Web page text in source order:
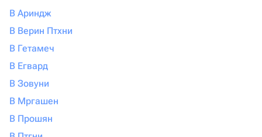
В Ариндж
В Верин Птхни
В Гетамеч
В Егвард
В Зовуни
В Мргашен
В Прошян